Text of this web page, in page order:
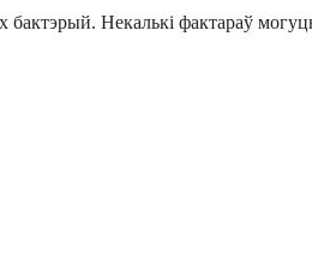
бактэрый. Некалькі фактараў